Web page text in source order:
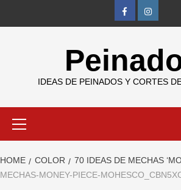
FB IG
IDEAS DE PEINADOS Y CORTES
HOME COLOR
70 IDEAS DE MECHAS
MECHAS-MONEY-PIECE-